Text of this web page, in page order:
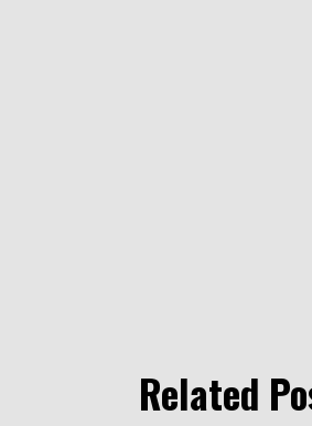
Related